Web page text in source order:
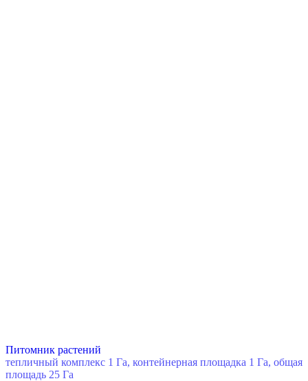
Питомник растений
тепличный комплекс 1 Га, контейнерная площадка 1 Га, общая
площадь 25 Га